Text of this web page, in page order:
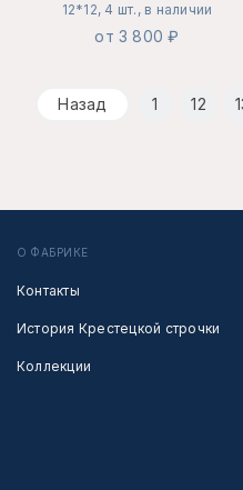
12*12, 4 шт., в наличии
от 3 800 ₽
Назад 1 12
О ФАБРИКЕ
Контакты
История Крестецкой строчки
Коллекции